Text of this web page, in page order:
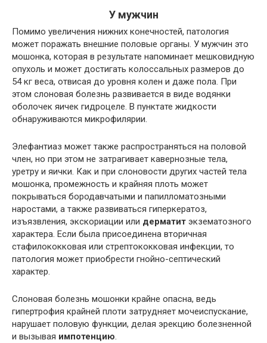
У мужчин
Помимо увеличения нижних конечностей, патология
может поражать внешние половые органы. У мужчин это
мошонка, которая в результате напоминает мешковидную
опухоль и может достигать колоссальных размеров до
54 кг веса, отвисая до уровня колен и даже пола. При
этом слоновая болезнь развивается в виде водянки
оболочек яичек гидроцеле. В пунктате жидкости
обнаруживаются микрофилярии.
Элефантиаз может также распространяться на половой
член, но при этом не затрагивает кавернозные тела,
уретру и яички. Как и при слоновости других частей тела
мошонка, промежность и крайняя плоть может
покрываться бородавчатыми и папилломатозными
наростами, а также развиваться гиперкератоз,
изъязвления, экскориации или дерматит экзематозного
характера. Если была присоединена вторичная
стафилококковая или стрептококковая инфекции, то
патология может приобрести гнойно-септический
характер.
Слоновая болезнь мошонки крайне опасна, ведь
гипертрофия крайней плоти затрудняет мочеиспускание,
нарушает половую функции, делая эрекцию болезненной
и вызывая импотенцию.